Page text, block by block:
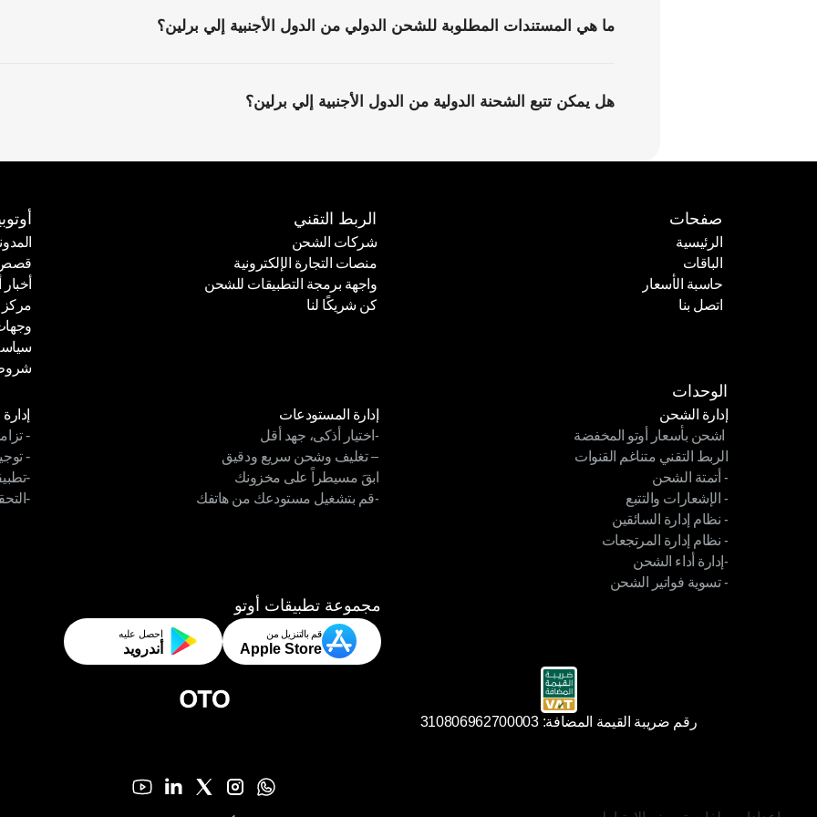
ما هي المستندات المطلوبة للشحن الدولي من الدول الأجنبية إلي برلين؟
هل يمكن تتبع الشحنة الدولية من الدول الأجنبية إلي برلين؟
صفحات
الرئيسية
الرئيسية
الباقات
الباقات
حاسبة الأسعار
حاسبة الأسعار
اتصل بنا
الربط التقني
شركات الشحن
شركات الشحن
منصات التجارة الإلكترونية
منصات التجارة الإلكترونية
واجهة برمجة التطبيقات للشحن
واجهة برمجة التطبيقات للشحن
كن شريكًا لنا
قصص
قصص
أخبار
أخبار
مركز
مركز
الوحدات
إدارة الشحن
إدارة الشحن
اشحن بأسعار أوتو المخفضة
اشحن بأسعار أوتو المخفضة
الربط التقني متناغم القنوات
الربط التقني متناغم القنوات
- أتمتة الشحن
- أتمتة الشحن
- الإشعارات والتتبع
- الإشعارات والتتبع
- نظام إدارة السائقين
- نظام إدارة السائقين
- نظام إدارة المرتجعات
- نظام إدارة المرتجعات
-إدارة أداء الشحن
-إدارة أداء الشحن
- تسوية فواتير الشحن
إدارة المستودعات
إدارة المستودعات
-اختيار أذكى، جهد أقل
-اختيار أذكى، جهد أقل
– تغليف وشحن سريع ودقيق
– تغليف وشحن سريع ودقيق
ابقَ مسيطراً على مخزونك
ابقَ مسيطراً على مخزونك
-قم بتشغيل مستودعك من هاتفك
-
-
-
-
-
-
-
مجموعة تطبيقات أوتو
قم بالتنزيل من
Apple Store
احصل عليه
أندرويد
رقم ضريبة القيمة المضافة: 310806962700003